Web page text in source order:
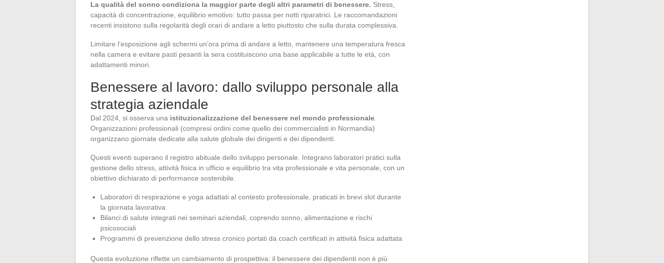
La qualità del sonno condiziona la maggior parte degli altri parametri di benessere. Stress,
capacità di concentrazione, equilibrio emotivo: tutto passa per notti riparatrici. Le raccomandazioni
recenti insistono sulla regolarità degli orari di andare a letto piuttosto che sulla durata complessiva.
Limitare l’esposizione agli schermi un’ora prima di andare a letto, mantenere una temperatura fresca
nella camera e evitare pasti pesanti la sera costituiscono una base applicabile a tutte le età, con
adattamenti minori.
Benessere al lavoro: dallo sviluppo personale alla
strategia aziendale
Dal 2024, si osserva una istituzionalizzazione del benessere nel mondo professionale.
Organizzazioni professionali (compresi ordini come quello dei commercialisti in Normandia)
organizzano giornate dedicate alla salute globale dei dirigenti e dei dipendenti.
Questi eventi superano il registro abituale dello sviluppo personale. Integrano laboratori pratici sulla
gestione dello stress, attività fisica in ufficio e equilibrio tra vita professionale e vita personale, con un
obiettivo dichiarato di performance sostenibile.
Laboratori di respirazione e yoga adattati al contesto professionale, praticati in brevi slot durante
la giornata lavorativa
Bilanci di salute integrati nei seminari aziendali, coprendo sonno, alimentazione e rischi
psicosociali
Programmi di prevenzione dello stress cronico portati da coach certificati in attività fisica adattata
Questa evoluzione riflette un cambiamento di prospettiva: il benessere dei dipendenti non è più